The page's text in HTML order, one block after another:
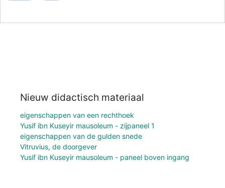
Nieuw didactisch materiaal
eigenschappen van een rechthoek
Yusif ibn Kuseyir mausoleum - zijpaneel 1
eigenschappen van de gulden snede
Vitruvius, de doorgever
Yusif ibn Kuseyir mausoleum - paneel boven ingang